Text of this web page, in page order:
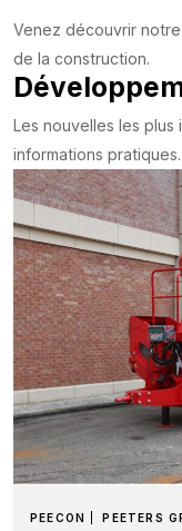
Venez découvrir
de la construction.
Les nouvelles les
informations pratiques.
PEECON PEETERS